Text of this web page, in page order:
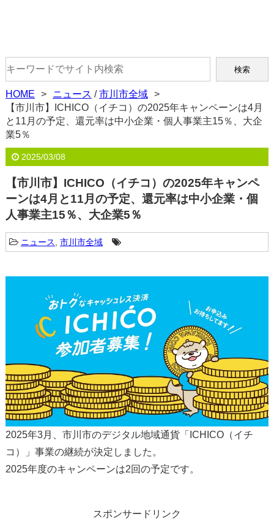
HOME ニュース /市川市全域
【市川市】ICHICO（イチコ）の2025年キャンペーンは4月
と11月の予定、還元率は中小企業・個人事業主15％、大企
業5％
2025/03/08
【市川市】ICHICO（イチコ）の2025年キャンペ
ーンは4月と11月の予定、還元率は中小企業・個
人事業主15％、大企業5％
ニュース 市川市全域
2025年3月、市川市のデジタル地域通貨「ICHICO（イチ
コ）」事業の継続が決定しました。
2025年度のキャンペーンは2回の予定です。
スポンサードリンク